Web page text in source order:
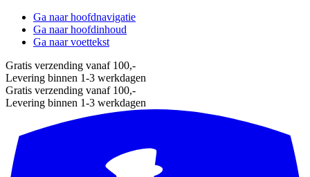
Ga naar hoofdnavigatie
Ga naar hoofdinhoud
Ga naar voettekst
Gratis verzending vanaf 100,-
Levering binnen 1-3 werkdagen
Gratis verzending vanaf 100,-
Levering binnen 1-3 werkdagen